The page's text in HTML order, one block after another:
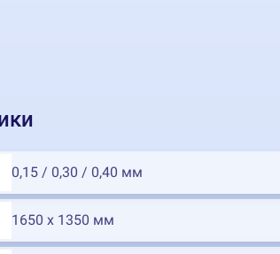
0,15 / 0,30 / 0,40 мм
1650 х 1350 мм